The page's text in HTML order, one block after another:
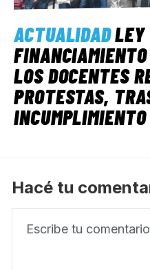
ACTUALIDADLEY
LOS DOCENTES
PROTESTAS,
Hacé tu